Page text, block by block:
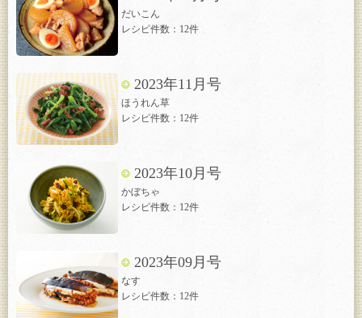
だいこん
レシピ件数：12件
2023年11月号
ほうれん草
レシピ件数：12件
2023年10月号
かぼちゃ
レシピ件数：12件
2023年09月号
なす
レシピ件数：12件